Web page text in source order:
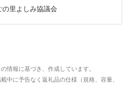
里よしみ協議会
情報に基づき、作成しています。
中に予告なく返礼品の仕様（規格、容量、